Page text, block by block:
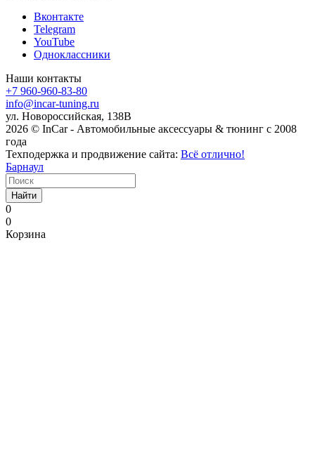
Вконтакте
Telegram
YouTube
Одноклассники
Наши контакты
+7 960-960-83-80
info@incar-tuning.ru
ул. Новороссийская, 138В
2026 © InCar - Автомобильные аксессуары & тюнинг с 2008
года
Техподержка и продвижение сайта: Всё отлично!
Барнаул
Найти
0
0
Корзина